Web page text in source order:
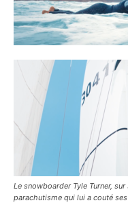
Le snowboarder Tyle Turner,
parachutisme qui lui a couté